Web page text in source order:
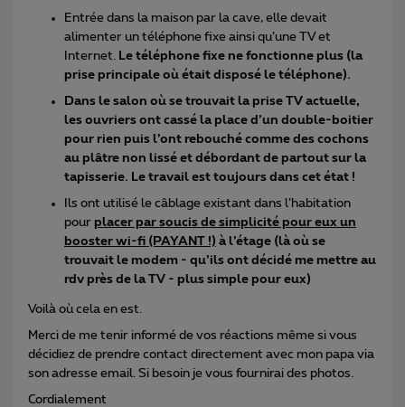
Entrée dans la maison par la cave, elle devait
alimenter un téléphone fixe ainsi qu’une TV et
Internet. Le téléphone fixe ne fonctionne plus (la
prise principale où était disposé le téléphone).
Dans le salon où se trouvait la prise TV actuelle,
les ouvriers ont cassé la place d’un double-boitier
pour rien puis l’ont rebouché comme des cochons
au plâtre non lissé et débordant de partout sur la
tapisserie. Le travail est toujours dans cet état !
Ils ont utilisé le câblage existant dans l’habitation
pour placer par soucis de simplicité pour eux un
booster wi-fi (PAYANT !) à l’étage (là où se
trouvait le modem - qu’ils ont décidé me mettre au
rdv près de la TV - plus simple pour eux)
Voilà où cela en est.
Merci de me tenir informé de vos réactions même si vous
décidiez de prendre contact directement avec mon papa via
son adresse email. Si besoin je vous fournirai des photos.
Cordialement